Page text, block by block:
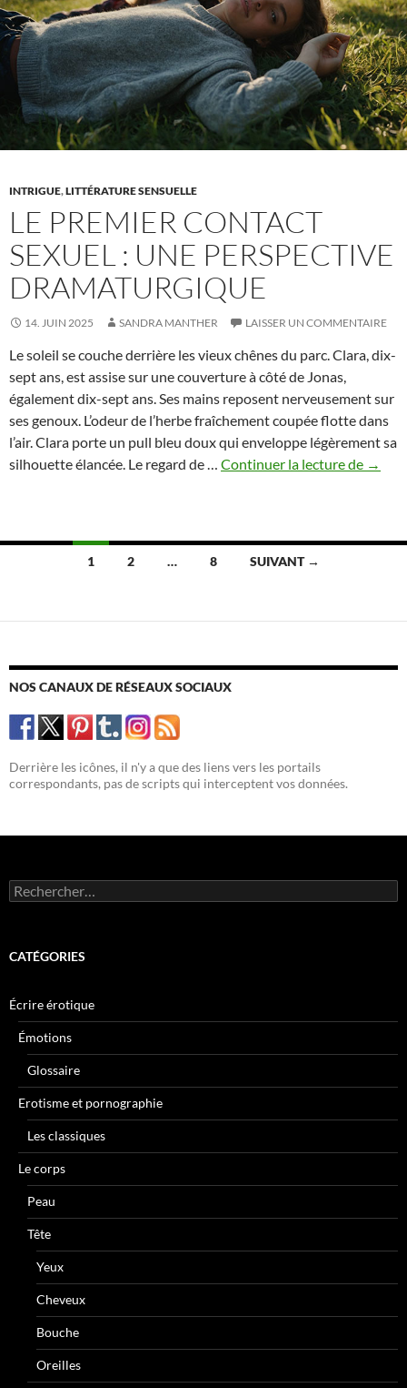
sensuelle
INTRIGUE,LITTÉRATURE SENSUELLE
LE PREMIER CONTACT
SEXUEL : UNE PERSPECTIVE
DRAMATURGIQUE
14. JUIN 2025 SANDRA MANTHER LAISSER UN COMMENTAIRE
Le soleil se couche derrière les vieux chênes du parc. Clara, dix-
sept ans, est assise sur une couverture à côté de Jonas,
également dix-sept ans. Ses mains reposent nerveusement sur
ses genoux. L’odeur de l’herbe fraîchement coupée flotte dans
l’air. Clara porte un pull bleu doux qui enveloppe légèrement sa
silhouette élancée. Le regard de … Continuer la lecture de Le
:
→
Navigation
articles
1 2 … 8 SUIVANT →
NOS CANAUX DE RÉSEAUX SOCIAUX
Derrière les icônes, il n'y a que des liens vers les portails
correspondants, pas de scripts qui interceptent vos données.
Rechercher :
CATÉGORIES
Écrire érotique
Émotions
Glossaire
Erotisme et pornographie
Les classiques
Le corps
Peau
Tête
Yeux
Cheveux
Bouche
Oreilles